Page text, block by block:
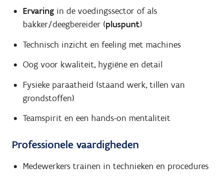
Ervaringin de voedingssector of als
bakker/deegbereider (pluspunt)
Technisch inzicht en feeling met machines
Oog voor kwaliteit, hygiëne en detail
Fysieke paraatheid (staand werk, tillen van
grondstoffen)
Teamspirit en een hands-on mentaliteit
Professionele vaardigheden
Medewerkers trainen in technieken en procedures